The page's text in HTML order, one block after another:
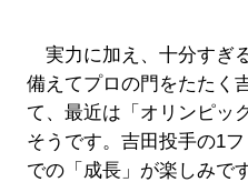
実力に加え、十分すぎ
備えてプロの門をたたく
て、最近は「オリンピッ
そうです。吉田投手の1
での「成長」が楽しみです